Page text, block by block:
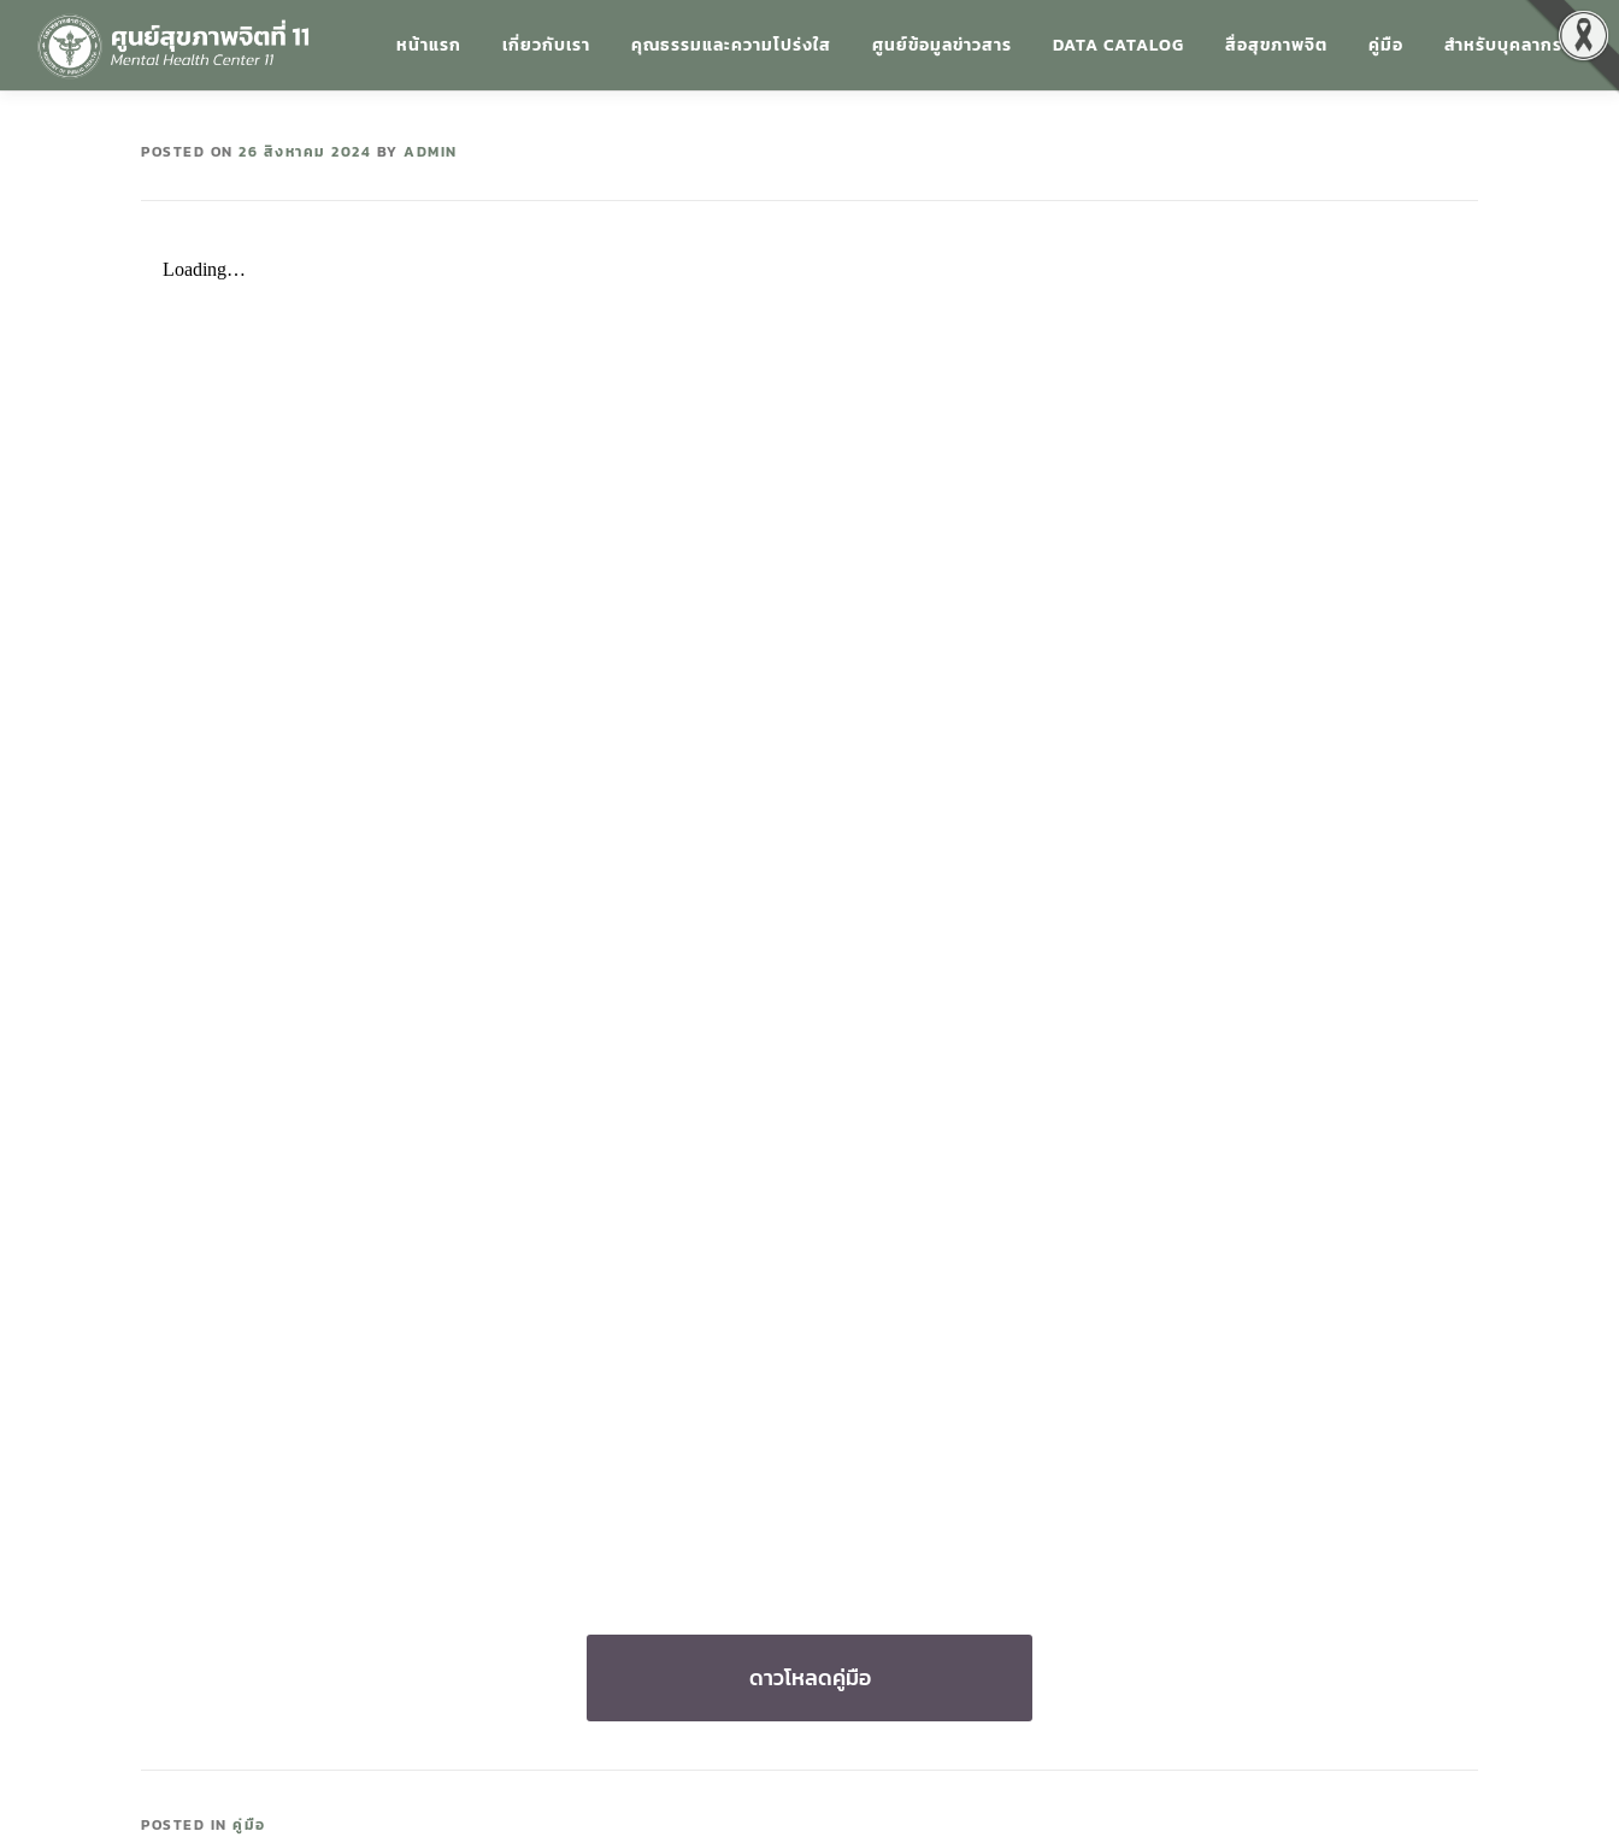
หน้าแรก เกี่ยวกับเรา คุณธรรมและความโปร่งใส ศูนย์ข้อมูลข่าวสาร DATA CATALOG สื่อสุขภาพจิต คู่มือ สำหรับบุคลากร
POSTED ON 26 สิงหาคม 2024 BY ADMIN
ดาวโหลดคู่มือ
POSTED IN คู่มือ